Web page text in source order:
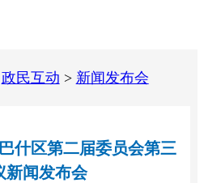
政民互动 > 新闻发布会
什区第二届委员会第三
新闻发布会